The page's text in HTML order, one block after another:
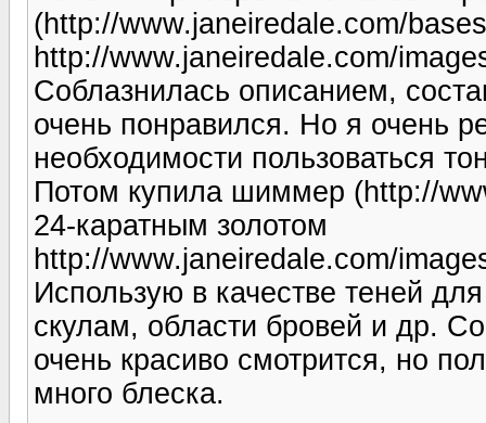
(http://www.janeiredale.com/
http://www.janeiredale.com/
Соблазнилась описанием,
очень понравился. Но я очень
необходимости пользоваться
Потом купила шиммер (http://
24-каратным золотом
http://www.janeiredale.com/
Использую в качестве теней
скулам, области бровей и др.
очень красиво смотрится, но
много блеска.